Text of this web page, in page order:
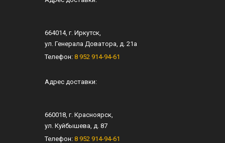
664014, г. Иркутск
ул. Генерала Доватора, д. 21а
Телефон: 8 952 914-94-61
Адрес доставки:
660018 , г. Красноярск
ул. Куйбышева, д. 87
Телефон: 8 952 914-94-61